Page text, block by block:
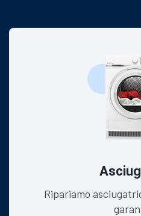
Ripariamo